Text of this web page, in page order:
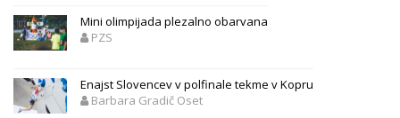
Mini olimpijada plezalno obarvana
PZS
Enajst Slovencev v polfinale tekme v Kopru
Barbara Gradič Oset